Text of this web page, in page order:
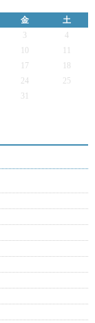
金
土
3
4
17
24
25
31